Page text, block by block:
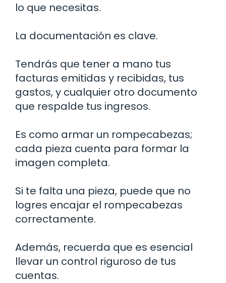
lo que necesitas.
La documentación es clave.
Tendrás que tener a mano tus
facturas emitidas y recibidas, tus
gastos, y cualquier otro documento
que respalde tus ingresos.
Es como armar un rompecabezas;
cada pieza cuenta para formar la
imagen completa.
Si te falta una pieza, puede que no
logres encajar el rompecabezas
correctamente.
Además, recuerda que es esencial
llevar un control riguroso de tus
cuentas.